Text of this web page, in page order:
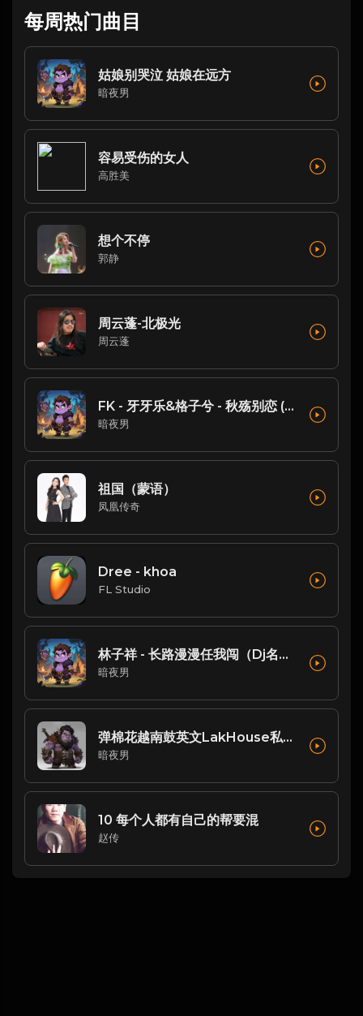
每周热门曲目
姑娘别哭泣 姑娘在远方
暗夜男
容易受伤的女人
高胜美
想个不停
郭静
周云蓬-北极光
周云蓬
FK - 牙牙乐&格子兮 - 秋殇别恋 (DJ铁柱 FunkyHouse Mix )
暗夜男
祖国（蒙语）
凤凰传奇
Dree - khoa
FL Studio
林子祥 - 长路漫漫任我闯（Dj名扬FukyHouse）
暗夜男
弹棉花越南鼓英文LakHouse私人自用串烧 Dj阿涛Remix
暗夜男
10 每个人都有自己的帮要混
赵传